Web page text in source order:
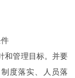
和管理目标。并要
度落实、人员落